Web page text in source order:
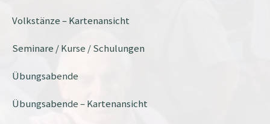
Volkstänze – Kartenansicht
Seminare / Kurse / Schulungen
Übungsabende
Übungsabende – Kartenansicht